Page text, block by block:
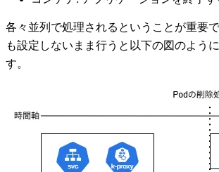
各々並列で処理されるということが重要
も設定しないまま行うと以下の図のよう
す。